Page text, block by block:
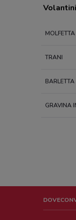
MOLFETTA
TRANI
BARLETTA
GRAVINA